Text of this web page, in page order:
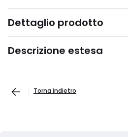
Dettaglio prodotto
Descrizione estesa
Torna indietro